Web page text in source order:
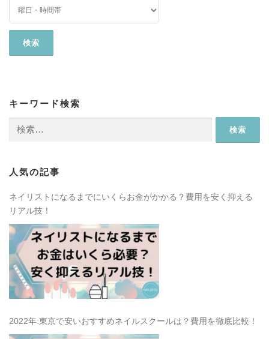
キーワード検索
人気の記事
ネイリストになるまでにいくらお金がかかる？費用を安く抑える
リアル技！
2022年:東京で安いおすすめネイルスクールは？費用を徹底比較！